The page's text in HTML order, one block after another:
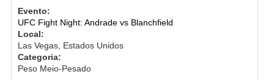
Evento:
UFC Fight Night: Andrade vs Blanchfield
Local:
Las Vegas, Estados Unidos
Categoria:
Peso Meio-Pesado